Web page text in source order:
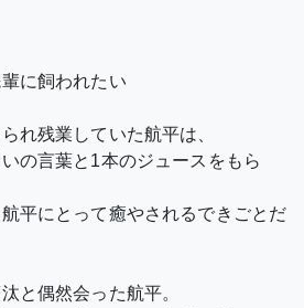
に飼われたい
れ残業していた航平は、
の言葉と1本のジュースをもら
平にとって癒やされるできごとだ
と偶然会った航平。